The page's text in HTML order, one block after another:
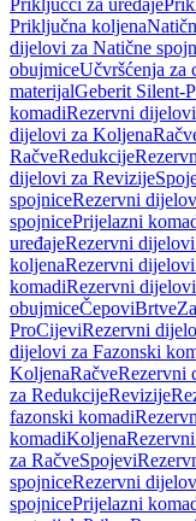
Priključci za uređaje
Priključna koljena
dijelovi za Natične
obujmiceUčvršćenja za
materijalGeberit Silent-
komadiRezervni
dijelovi za Koljena
RačveRedukcije
dijelovi za Revizije
spojniceRezervni
spojnicePrijelazni
uređajeRezervni
koljenaRezervni
komadiRezervni
obujmiceČepoviBrtve
ProCijeviRezervni
dijelovi za Fazonski
KoljenaRačveRezervni
za RedukcijeRevizije
fazonski komadi
komadiKoljena
za RačveSpojevi
spojniceRezervni
spojnicePrijelazni